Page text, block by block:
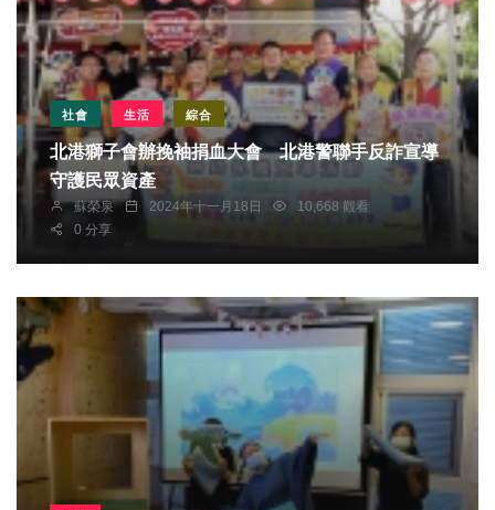
社會 生活 綜合
北港獅子會辦挽袖捐血大會 北港警聯手反詐宣導
守護民眾資產
蘇榮泉 2024年十一月18日
10,668 觀看
0 分享